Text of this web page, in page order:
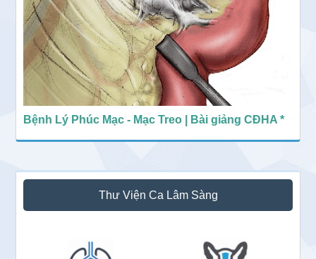
Bệnh Lý Phúc Mạc - Mạc Treo | Bài giảng CĐHA *
Thư Viện Ca Lâm Sàng